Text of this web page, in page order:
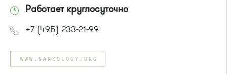
Работает круглосуточно
+7 (495) 233-21-99
WWW.NARKOLOGY.ORG